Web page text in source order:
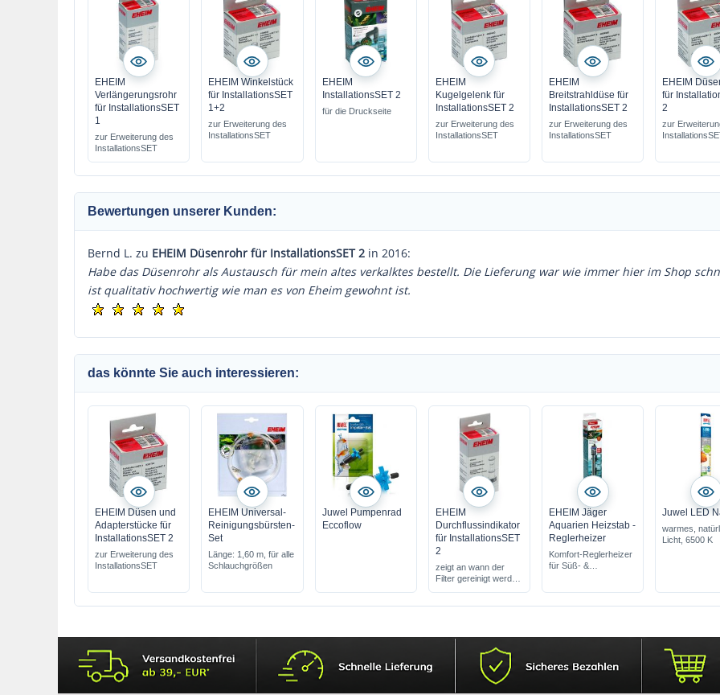
EHEIM
Verlängerungsrohr
für InstallationsSET
1
zur Erweiterung des
InstallationsSET
EHEIM Winkelstück
für InstallationsSET
1+2
zur Erweiterung des
InstallationsSET
EHEIM
InstallationsSET 2
für die Druckseite
EHEIM
Kugelgelenk für
InstallationsSET 2
zur Erweiterung des
InstallationsSET
EHEIM
Breitstrahldüse für
InstallationsSET 2
zur Erweiterung des
InstallationsSET
EHEIM
für
2
zur
Bewertungen unserer Kunden:
Bernd L. zu EHEIM Düsenrohr für InstallationsSET 2 in 2016:
Habe das Düsenrohr als Austausch für mein altes verkalktes bestellt. Die Lieferung war wie immer hier im Shop
ist qualitativ hochwertig wie man es von Eheim gewohnt ist.
das könnte Sie auch interessieren:
EHEIM Düsen und
Adapterstücke für
InstallationsSET 2
zur Erweiterung des
InstallationsSET
EHEIM Universal-
Reinigungsbürsten-
Set
Länge: 1,60 m, für alle
Schlauchgrößen
Juwel Pumpenrad
Eccoflow
EHEIM
Durchflussindikator
für InstallationsSET
2
zeigt an wann der
Filter gereinigt werden
EHEIM Jäger
Aquarien Heizstab -
Reglerheizer
Komfort-Reglerheizer
für Süß- &
Juwel LED
warmes,
Licht, 6500 K